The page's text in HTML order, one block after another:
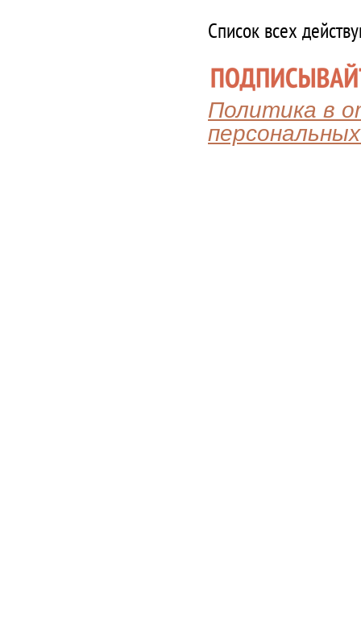
Список всех
Политика в